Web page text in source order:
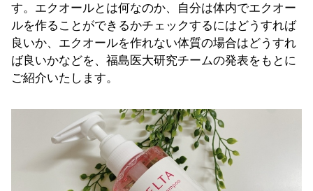
す。エクオールとは何なのか、自分は体内でエクオー
ルを作ることができるかチェックするにはどうすれば
良いか、エクオールを作れない体質の場合はどうすれ
ば良いかなどを、福島医大研究チームの発表をもとに
ご紹介いたします。